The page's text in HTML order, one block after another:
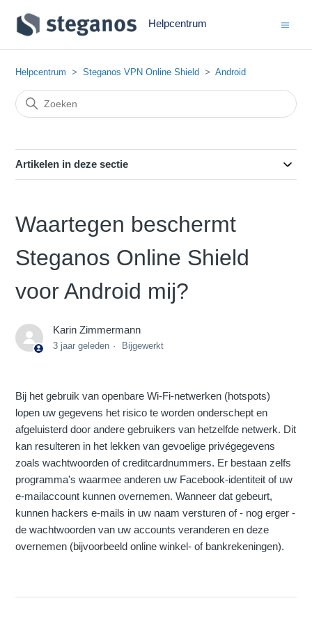
Helpcentrum
Helpcentrum Steganos VPN Online Shield Android
Artikelen in deze sectie
Waartegen beschermt
Steganos Online Shield
voor Android mij?
Karin Zimmermann
3 jaar geleden Bijgewerkt
Bij het gebruik van openbare Wi-Fi-netwerken (hotspots)
lopen uw gegevens het risico te worden onderschept en
afgeluisterd door andere gebruikers van hetzelfde netwerk. Dit
kan resulteren in het lekken van gevoelige privégegevens
zoals wachtwoorden of creditcardnummers. Er bestaan zelfs
programma's waarmee anderen uw Facebook-identiteit of uw
e-mailaccount kunnen overnemen. Wanneer dat gebeurt,
kunnen hackers e-mails in uw naam versturen of - nog erger -
de wachtwoorden van uw accounts veranderen en deze
overnemen (bijvoorbeeld online winkel- of bankrekeningen).